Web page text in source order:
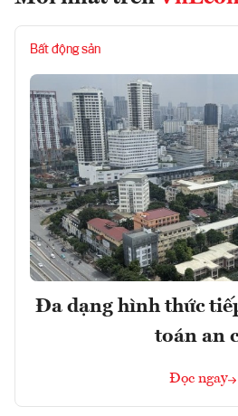
Bất động sản
Đa dạng hình thức
toán an
Đọc ngay